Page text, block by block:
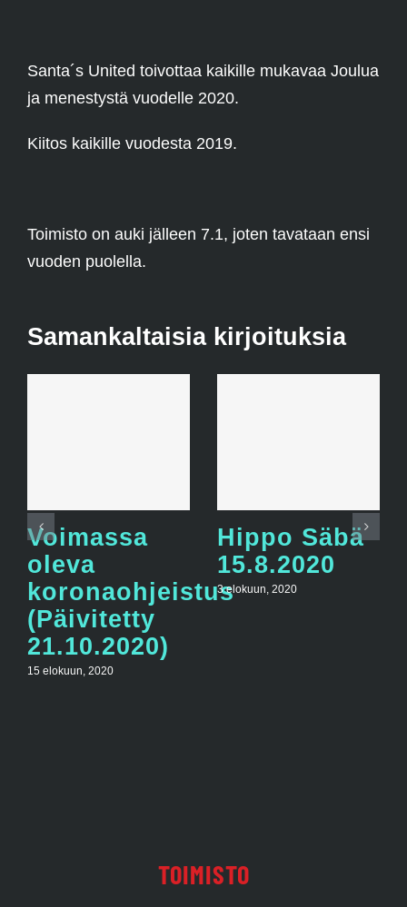
Santa´s United toivottaa kaikille mukavaa Joulua
ja menestystä vuodelle 2020.
Kiitos kaikille vuodesta 2019.
Toimisto on auki jälleen 7.1, joten tavataan ensi
vuoden puolella.
Samankaltaisia kirjoituksia
Voimassa
oleva
koronaohjeistus
(Päivitetty
21.10.2020)
15 elokuun, 2020
Hippo Säbä
15.8.2020
3 elokuun, 2020
TOIMISTO